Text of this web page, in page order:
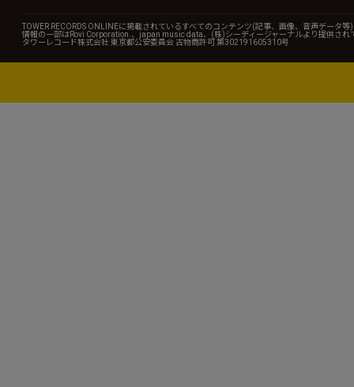
TOWER RECORDS ONLINEに掲載されているすべてのコンテンツ(記事、画像、音声データ
情報の一部はRovi Corporation.、japan music data、(株)シーディージャーナルより提供され
タワーレコード株式会社 東京都公安委員会 古物商許可 第302191605310号